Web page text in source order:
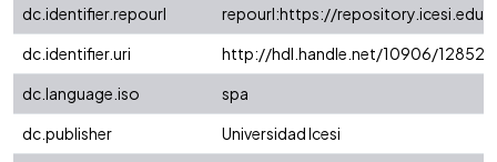
dc.identifier.repourl
repourl:https://
dc.identifier.uri
http://hdl.handle.net/10906/128527
dc.language.iso
spa
dc.publisher
Universidad Icesi